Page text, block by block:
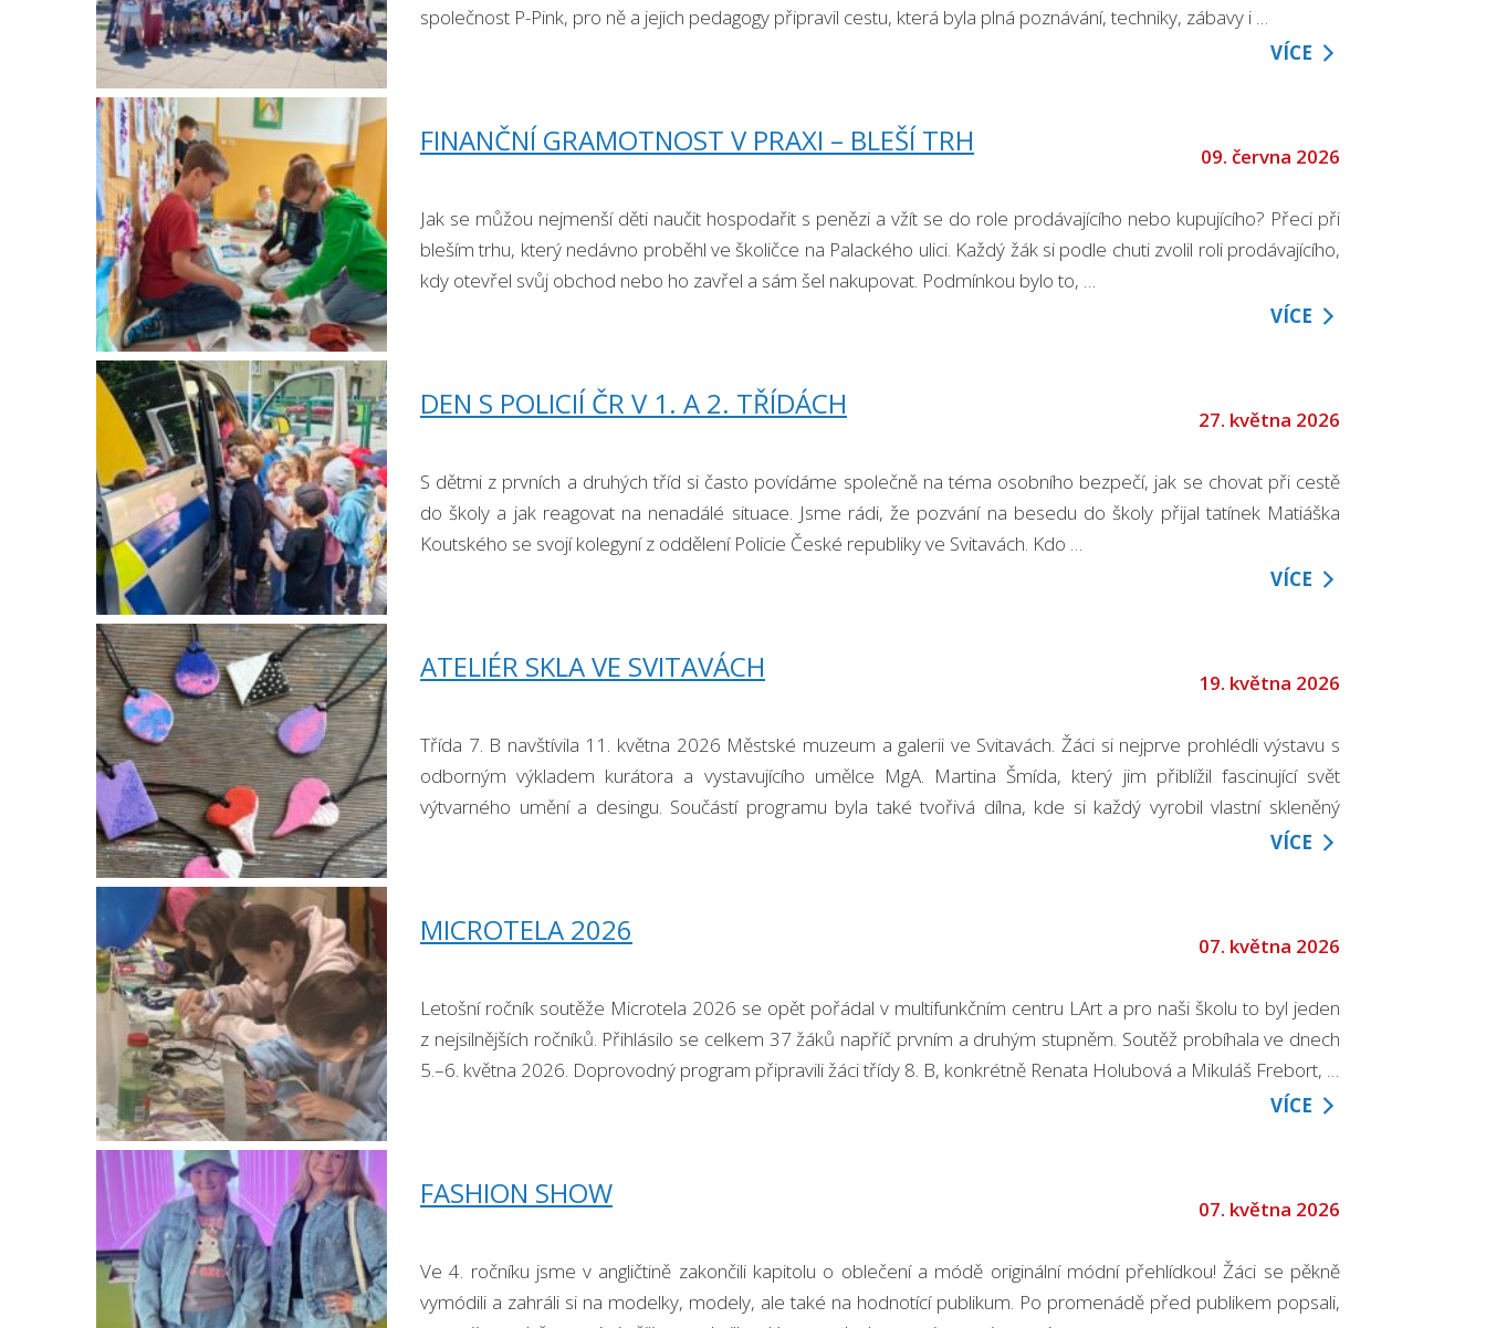
společnost P-Pink, pro ně a jejich pedagogy připravil cestu, která byla plná poznávání, techniky, zábavy i …
VÍCE
FINANČNÍ GRAMOTNOST V PRAXI – BLEŠÍ TRH 09. června 2026
Jak se můžou nejmenší děti naučit hospodařit s penězi a vžít se do role prodávajícího nebo kupujícího? Přeci při
bleším trhu, který nedávno proběhl ve školičce na Palackého ulici. Každý žák si podle chuti zvolil roli prodávajícího,
kdy otevřel svůj obchod nebo ho zavřel a sám šel nakupovat. Podmínkou bylo to, …
VÍCE
DEN S POLICIÍ ČR V 1. A 2. TŘÍDÁCH 27. května 2026
S dětmi z prvních a druhých tříd si často povídáme společně na téma osobního bezpečí, jak se chovat při cestě
do školy a jak reagovat na nenadálé situace. Jsme rádi, že pozvání na besedu do školy přijal tatínek Matiáška
Koutského se svojí kolegyní z oddělení Policie České republiky ve Svitavách. Kdo …
VÍCE
ATELIÉR SKLA VE SVITAVÁCH 19. května 2026
Třída 7. B navštívila 11. května 2026 Městské muzeum a galerii ve Svitavách. Žáci si nejprve prohlédli výstavu s
odborným výkladem kurátora a vystavujícího umělce MgA. Martina Šmída, který jim přiblížil fascinující svět
výtvarného umění a desingu. Součástí programu byla také tvořivá dílna, kde si každý vyrobil vlastní skleněný
VÍCE
MICROTELA 2026 07. května 2026
Letošní ročník soutěže Microtela 2026 se opět pořádal v multifunkčním centru LArt a pro naši školu to byl jeden
z nejsilnějších ročníků. Přihlásilo se celkem 37 žáků napříč prvním a druhým stupněm. Soutěž probíhala ve dnech
5.–6. května 2026. Doprovodný program připravili žáci třídy 8. B, konkrétně Renata Holubová a Mikuláš Frebort, …
VÍCE
FASHION SHOW 07. května 2026
Ve 4. ročníku jsme v angličtině zakončili kapitolu o oblečení a módě originální módní přehlídkou! Žáci se pěkně
vymódili a zahráli si na modelky, modely, ale také na hodnotící publikum. Po promenádě před publikem popsali,